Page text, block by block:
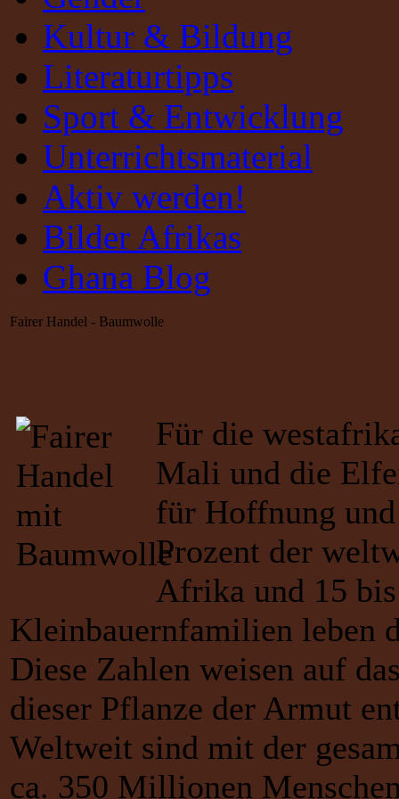
Kultur & Bildung
Literaturtipps
Sport & Entwicklung
Unterrichtsmaterial
Aktiv werden!
Bilder Afrikas
Ghana Blog
Fairer Handel - Baumwolle
Für die
Mali und die
für Hoffnung
Prozent der
Afrika und 15
Kleinbauernfamilien leben
Diese Zahlen weisen auf
dieser Pflanze der Armut
Weltweit sind mit der
ca. 350 Millionen